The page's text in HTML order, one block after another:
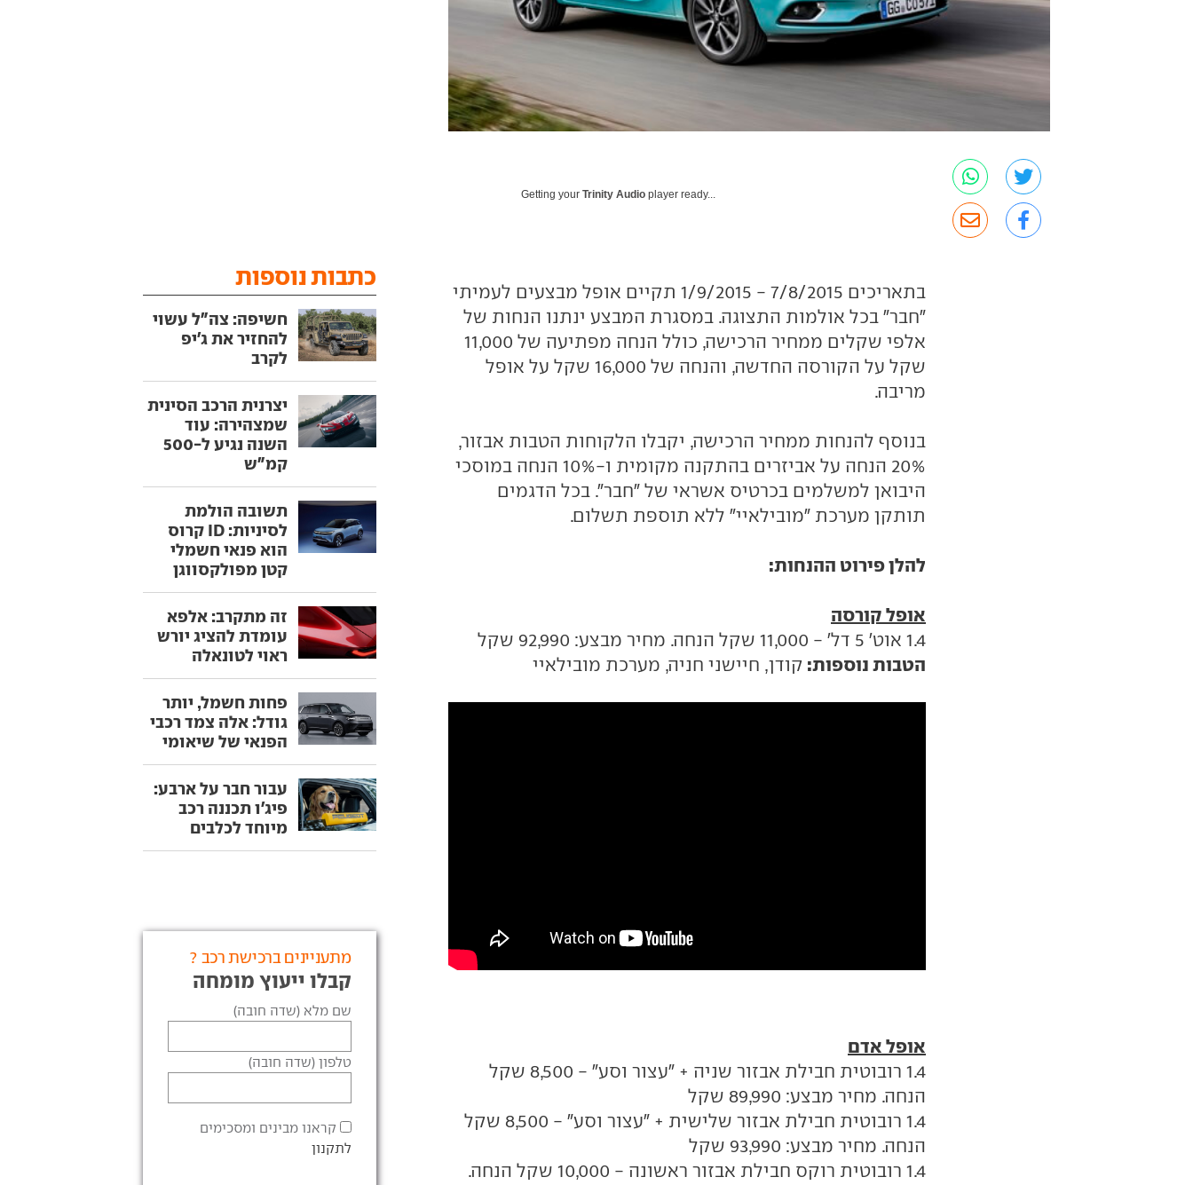
Getting yourTrinity Audio player ready...
בתאריכים 7/8/2015 - 1/9/2015 תקיים אופל מבצעים לעמיתי
"חבר" בכל אולמות התצוגה. במסגרת המבצע ינתנו הנחות של
אלפי שקלים ממחיר הרכישה, כולל הנחה מפתיעה של 11,000
שקל על הקורסה החדשה, והנחה של 16,000 שקל על אופל
מריבה.
בנוסף להנחות ממחיר הרכישה, יקבלו הלקוחות הטבות אבזור,
20% הנחה על אביזרים בהתקנה מקומית ו-10% הנחה במוסכי
היבואן למשלמים בכרטיס אשראי של "חבר". בכל הדגמים
תותקן מערכת "מובילאיי" ללא תוספת תשלום.
להלן פירוט ההנחות:
אופל קורסה
1.4 אוט' 5 דל' - 11,000 שקל הנחה. מחיר מבצע: 92,990 שקל
הטבות נוספות: קודן, חיישני חניה, מערכת מובילאיי
אופל אדם
1.4 רובוטית חבילת אבזור שניה + "עצור וסע" - 8,500 שקל
הנחה. מחיר מבצע: 89,990 שקל
1.4 רובוטית חבילת אבזור שלישית + "עצור וסע" - 8,500 שקל
הנחה. מחיר מבצע: 93,990 שקל
1.4 רובוטית רוקס חבילת אבזור ראשונה - 10,000 שקל הנחה.
כתבות נוספות
חשיפה: צה"ל עשוי
להחזיר את ג'יפ
לקרב
יצרנית הרכב הסינית
שמצהירה: עוד
השנה נגיע ל-500
קמ"ש
תשובה הולמת
לסיניות: ID קרוס
הוא פנאי חשמלי
קטן מפולקסווגן
זה מתקרב: אלפא
עומדת להציג יורש
ראוי לטונאלה
פחות חשמל, יותר
גודל: אלה צמד רכבי
הפנאי של שיאומי
עבור חבר על ארבע:
פיג'ו תכננה רכב
מיוחד לכלבים
מתעניינים ברכישת רכב ?
קבלו ייעוץ מומחה
שם מלא (שדה חובה)
טלפון (שדה חובה)
קראנו מבינים ומסכימים
לתקנון